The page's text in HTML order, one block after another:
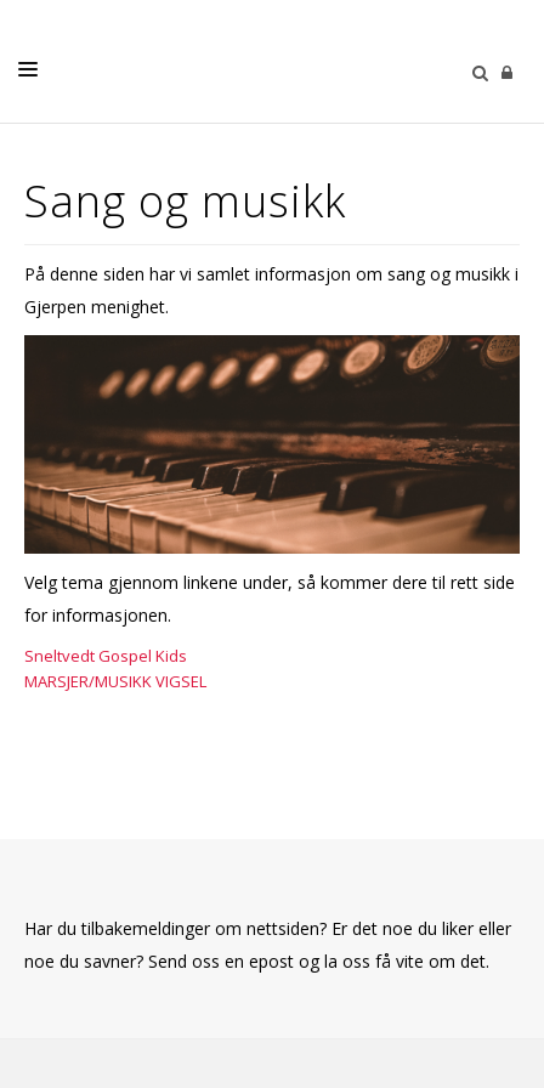
KIRKELIGE HANDLINGER
DIAKONI
KIRKEMUSIKK
GIVERTJENESTE
Sang og musikk
På denne siden har vi samlet informasjon om sang og musikk i
Gjerpen menighet.
Velg tema gjennom linkene under, så kommer dere til rett side
for informasjonen.
Sneltvedt Gospel Kids
MARSJER/MUSIKK VIGSEL
Har du tilbakemeldinger om nettsiden? Er det noe du liker eller
noe du savner? Send oss en epost og la oss få vite om det.